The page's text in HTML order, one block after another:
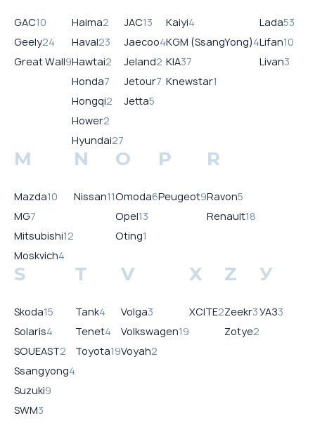
GAC10
Geely24
Great Wall9
Haima2
Haval23
Hawtai2
Honda7
Hongqi2
Hower2
Hyundai27
JAC13
Jaecoo4
Jeland2
Jetour7
Jetta5
Kaiyi4
KGM (SsangYong)4
KIA37
Knewstar1
Lada53
Lifan10
Livan3
M
Mazda10
MG7
Mitsubishi12
Moskvich4
N
Nissan11
O
Omoda6
Opel13
Oting1
P
Peugeot9
R
Ravon5
Renault18
S
Skoda15
Solaris4
SOUEAST2
Ssangyong4
Suzuki9
SWM3
T
Tank4
Tenet4
Toyota19
V
Volga3
Volkswagen19
Voyah2
X
XCITE2
Z
Zeekr3
Zotye2
У
УАЗ3